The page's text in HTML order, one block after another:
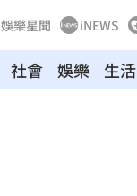
娛樂星聞 iNEWS
社會 娛樂 生活